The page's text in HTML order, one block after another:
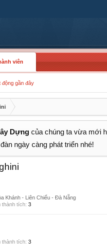
viên
động gần đây
Dựng của chúng ta vừa mới
ngày càng phát triển nhé!
Khánh - Liên Chiểu - Đà Nẵng
thành tích: 3
thành tích: 3